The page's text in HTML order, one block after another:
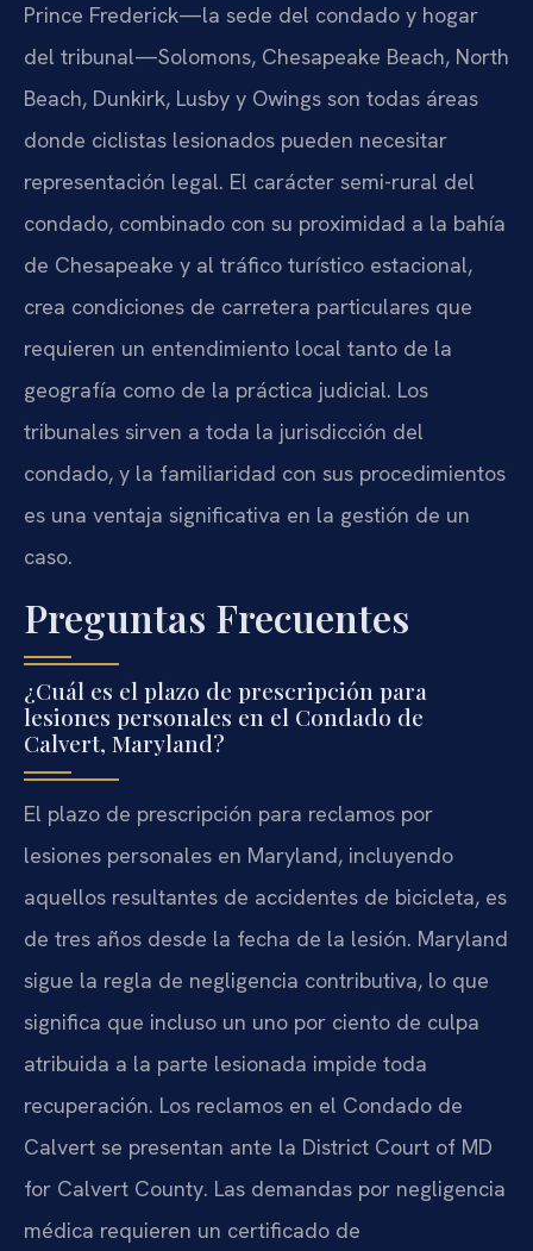
Prince Frederick—la sede del condado y hogar
del tribunal—Solomons, Chesapeake Beach, North
Beach, Dunkirk, Lusby y Owings son todas áreas
donde ciclistas lesionados pueden necesitar
representación legal. El carácter semi-rural del
condado, combinado con su proximidad a la bahía
de Chesapeake y al tráfico turístico estacional,
crea condiciones de carretera particulares que
requieren un entendimiento local tanto de la
geografía como de la práctica judicial. Los
tribunales sirven a toda la jurisdicción del
condado, y la familiaridad con sus procedimientos
es una ventaja significativa en la gestión de un
caso.
Preguntas Frecuentes
¿Cuál es el plazo de prescripción para
lesiones personales en el Condado de
Calvert, Maryland?
El plazo de prescripción para reclamos por
lesiones personales en Maryland, incluyendo
aquellos resultantes de accidentes de bicicleta, es
de tres años desde la fecha de la lesión. Maryland
sigue la regla de negligencia contributiva, lo que
significa que incluso un uno por ciento de culpa
atribuida a la parte lesionada impide toda
recuperación. Los reclamos en el Condado de
Calvert se presentan ante la District Court of MD
for Calvert County. Las demandas por negligencia
médica requieren un certificado de